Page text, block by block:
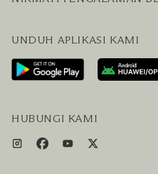
HUBUNGI KAMI
RENCANAKAN KUNJUNGAN ANDA
LAYANAN PENGUNJUNG &
PAKET LENGKAP HOTEL DAN
UNDUH APLIKASI KAMI
HUBUNGI KAMI